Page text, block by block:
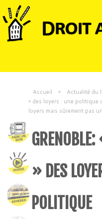
Accueil » Actualité du
» des loyers : une politique
loyers mais sûrement pas
» DES
POLITIQUE